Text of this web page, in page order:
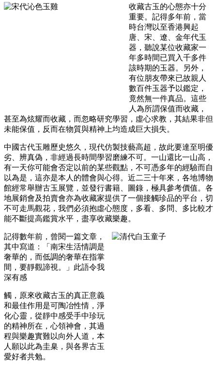
收藏古玉的心態亦十分
重要。記得多年前，當
時台灣以至香港興起
唐、宋、遼、金年代玉
器，聽說某位收藏家一
年多時間已買入千多件
該時期的玉器。另外，
有位朋友帶來已故親人
數百件玉器予以鑑定，
竟然無一件真品。這些
人為所謂保值而收藏，
甚至為炫耀而收藏，而忽略研究學習，虛心求教，其結果非但
未能保值，反而在物質與精神上均造成巨大損失。
中國古代玉雕歷史悠久，現代仿製技藝高超，故此要達至明優
劣、辨真偽，非經過長時間學習磨練不可。一山還比一山高，
有一天你可能會否定以前的某些觀點，不可憑多年的經驗而自
以為是，這亦是本人的體會與心得。近二三十年來，各地博物
館經常舉辦古玉展覽，並發行書籍、圖錄，極具參考價值。各
地展銷會及拍賣會亦為收藏家提供了一個接觸珍品的平台，切
不可走馬觀花，我們必須抱虛心態度，多看、多問、多比較才
能不斷提高鑑賞水平，盡享收藏樂趣。
記得數年前，曾閱一篇文章，
其中寫道：「南宋生活情調是
奢華的，而低調的奢華在指掌
間，要靜觀諦視。」此語令我
深有感
觸，原來收藏古玉的真正意義
和最佳作用是可陶冶性情，淨
化心靈，從靜中感受手中珍玩
的精神所在，心領神會，其過
程與樂趣實難以向外人道，本
人願以此為圭臬，與各界古玉
愛好者共勉。